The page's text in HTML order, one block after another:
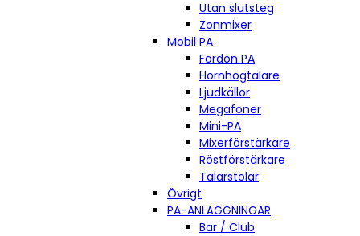
Utan slutsteg
Zonmixer
Mobil PA
Fordon PA
Hornhögtalare
Ljudkällor
Megafoner
Mini-PA
Mixerförstärkare
Röstförstärkare
Talarstolar
Övrigt
PA-ANLÄGGNINGAR
Bar / Club